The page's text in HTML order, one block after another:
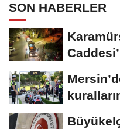
SON HABERLER